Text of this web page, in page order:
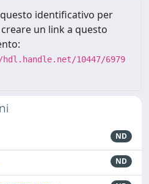
identificativo per
un link a questo
10447/6979
ND
ND